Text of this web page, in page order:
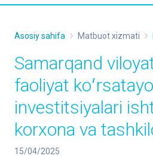
Asosiy sahifa Matbuot xizmati
Samarqand
faoliyat
investitsiyalari
korxona va
15/04/2025